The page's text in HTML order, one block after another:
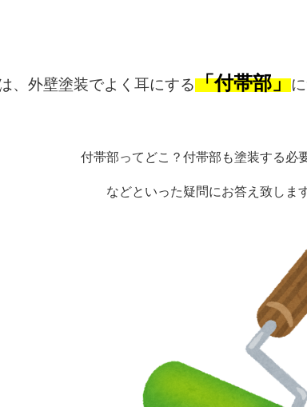
、外壁塗装でよく耳にする「付帯部」
付帯部ってどこ？付帯部も塗装する必
などといった疑問にお答え致しま